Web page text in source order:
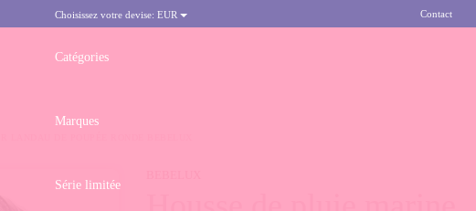
Choisissez votre devise: EUR Contact
Catégories
Marques
Série limitée